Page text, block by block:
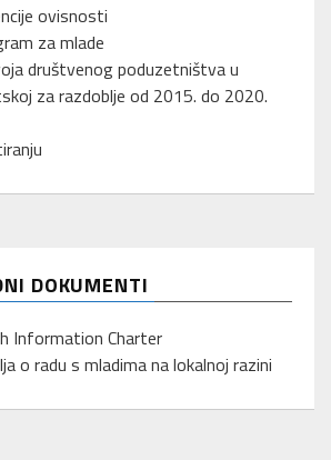
ovisnosti
za mlade
društvenog poduzetništva u
za razdoblje od 2015. do 2020.
DOKUMENTI
Information Charter
o radu s mladima na lokalnoj razini